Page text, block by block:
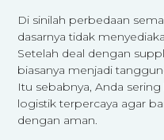
Di sinilah perbedaan
dasarnya tidak
Setelah deal dengan
biasanya menjadi
Itu sebabnya, Anda
logistik terpercaya agar
dengan aman.